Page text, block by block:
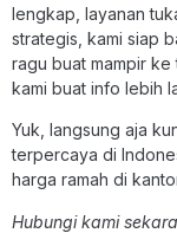
lengkap, layanan
strategis, kami siap
ragu buat mampir
kami buat info lebih
Yuk, langsung aja
terpercaya di
harga ramah di
Hubungi kami